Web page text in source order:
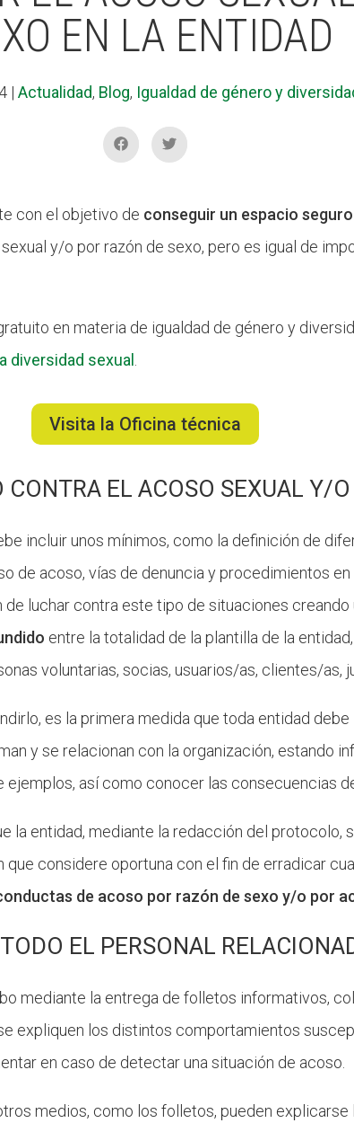
EN LA ENTIDAD
| Actualidad, Blog, Igualdad de género y
con el objetivo de conseguir un espacio seguro
y/o por razón de sexo, pero es igual de
en materia de igualdad de género y
diversidad sexual
Visita la Oficina técnica
EL ACOSO SEXUAL Y/
incluir unos mínimos, como la definición de
de acoso, vías de denuncia y procedimientos
luchar contra este tipo de situaciones
entre la totalidad de la plantilla de la
voluntarias, socias, usuarios/as, clientes/as,
es la primera medida que toda entidad debe
y se relacionan con la organización, estando
así como conocer las consecuencias
la entidad, mediante la redacción del protocolo,
considere oportuna con el fin de erradicar
de acoso por razón de sexo y/o por
EL PERSONAL
mediante la entrega de folletos informativos,
expliquen los distintos comportamientos
en caso de detectar una situación de acoso.
medios, como los folletos, pueden